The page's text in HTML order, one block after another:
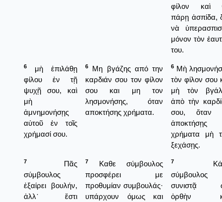
φίλον καὶ
πάρῃ ἀσπίδα,
νὰ
μόνον τὸν
του.
6
μὴ ἐπιλάθῃ
φίλου ἐν τῇ
ψυχῇ σου, καὶ
μὴ
ἀμνημονήσῃς
αὐτοῦ ἐν τοῖς
χρήμασί σου.
6
Μη βγάζης από την
καρδιάν σου τον φίλον
σου και μη τον
λησμονήσης, όταν
αποκτήσης χρήματα.
6 Μὴ
τὸν φίλον σου
μὴ τὸν
ἀπὸ τὴν
σου, ὅταν
ἀποκτήσῃς
χρήματα μὴ
ξεχάσῃς.
7
Πᾶς
σύμβουλος
ἐξαίρει βουλήν,
ἀλλ᾿ ἔστι
7
Καθε σύμβουλος
προσφέρει με
προθυμίαν συμβουλάς·
υπάρχουν όμως και
7
σύμβουλος
συνιστᾷ
ὀρθὴν